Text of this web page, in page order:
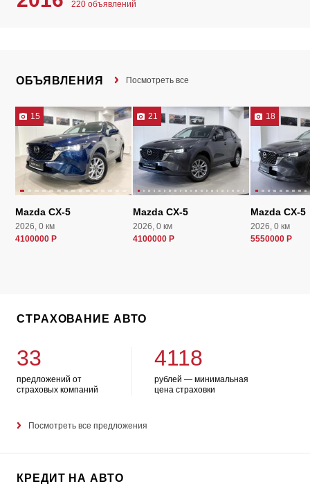
220 объявлений
ОБЪЯВЛЕНИЯ Посмотреть все
15
Mazda CX-5
2026, 0 км
4100000 Р
21
Mazda CX-5
2026, 0 км
4100000 Р
18
Mazda CX-5
2026, 0 км
5550000 Р
СТРАХОВАНИЕ АВТО
33
предложений от
страховых компаний
4118
рублей — минимальная
цена страховки
Посмотреть все предложения
КРЕДИТ НА АВТО